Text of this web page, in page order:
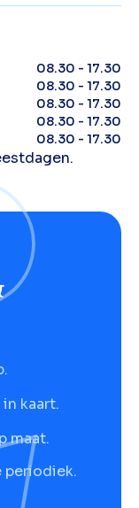
08.30 - 17.30
08.30 - 17.30
08.30 - 17.30
08.30 - 17.30
08.30 - 17.30
kaart.
maat.
periodiek.